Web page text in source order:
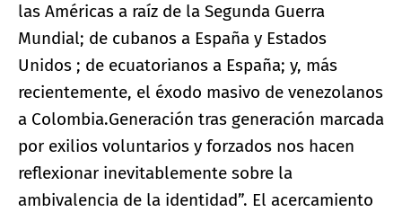
las Américas a raíz de la Segunda Guerra
Mundial; de cubanos a España y Estados
Unidos ; de ecuatorianos a España; y, más
recientemente, el éxodo masivo de venezolanos
a Colombia.Generación tras generación marcada
por exilios voluntarios y forzados nos hacen
reflexionar inevitablemente sobre la
ambivalencia de la identidad”. El acercamiento